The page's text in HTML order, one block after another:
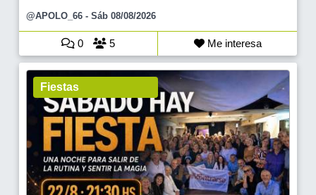
@APOLO_66 - Sáb 08/08/2026
0 5 Me interesa
Fiestas